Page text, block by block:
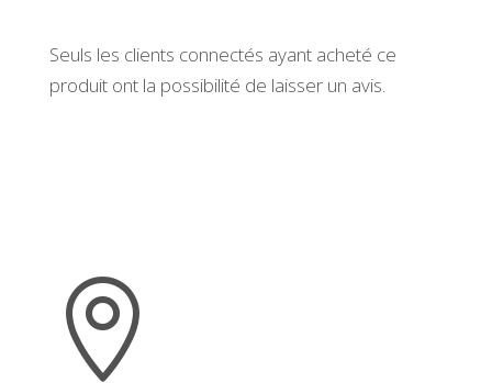
Seuls les clients connectés ayant acheté ce
produit ont la possibilité de laisser un avis.
